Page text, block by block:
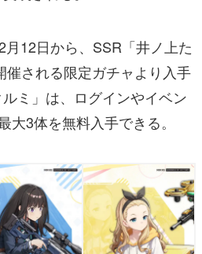
12日から、SSR「井ノ上た
催される限定ガチャより入手
ミ」は、ログインやイベン
大3体を無料入手できる。